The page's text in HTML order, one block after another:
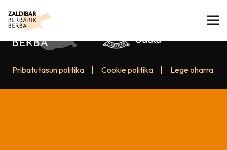
Pribatutasun politika Cookie politika Lege oharra